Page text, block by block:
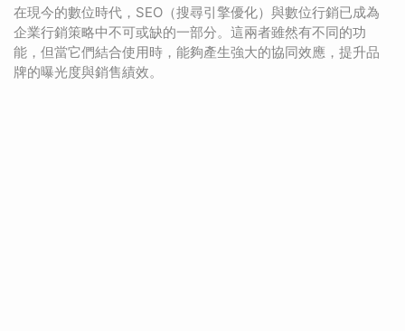
在現今的數位時代，SEO（搜尋引擎優化）與數位行銷已成為
企業行銷策略中不可或缺的一部分。這兩者雖然有不同的功
能，但當它們結合使用時，能夠產生強大的協同效應，提升品
牌的曝光度與銷售績效。